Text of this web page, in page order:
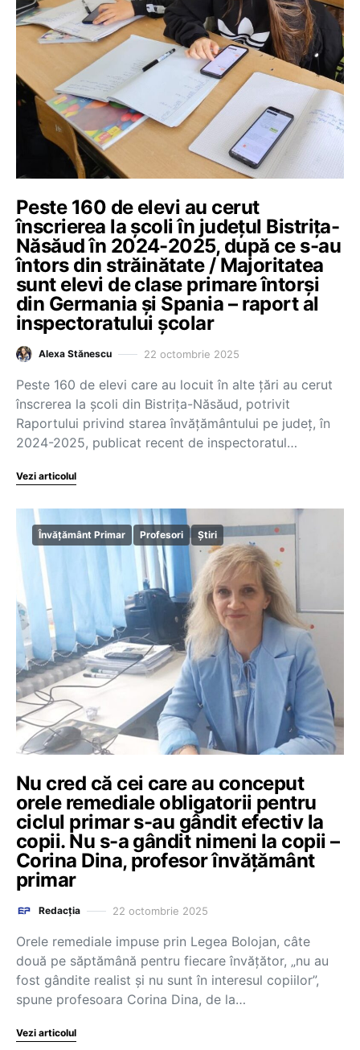
Peste 160 de elevi au cerut
înscrierea la școli în județul Bistrița-
Năsăud în 2024-2025, după ce s-au
întors din străinătate / Majoritatea
sunt elevi de clase primare întorși
din Germania și Spania – raport al
inspectoratului școlar
Alexa Stănescu 22 octombrie 2025
Peste 160 de elevi care au locuit în alte țări au cerut
înscrerea la școli din Bistrița-Năsăud, potrivit
Raportului privind starea învățământului pe județ, în
2024-2025, publicat recent de inspectoratul…
Vezi articolul
Învățământ Primar Profesori Știri
Nu cred că cei care au conceput
orele remediale obligatorii pentru
ciclul primar s-au gândit efectiv la
copii. Nu s-a gândit nimeni la copii –
Corina Dina, profesor învățământ
primar
Redacția 22 octombrie 2025
Orele remediale impuse prin Legea Bolojan, câte
două pe săptămână pentru fiecare învățător, „nu au
fost gândite realist și nu sunt în interesul copiilor”,
spune profesoara Corina Dina, de la…
Vezi articolul